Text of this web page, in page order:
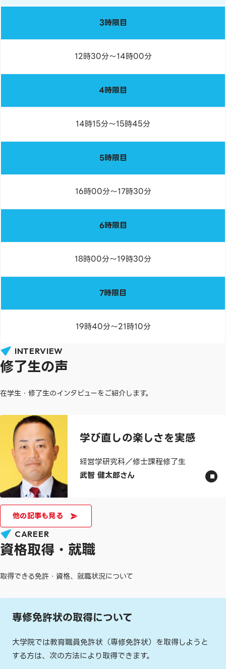
3時限目
12時30分～14時00分
4時限目
14時15分～15時45分
5時限目
16時00分～17時30分
6時限目
18時00分～19時30分
7時限目
19時40分～21時10分
INTERVIEW
修了生の声
在学生・修了生のインタビューをご紹介します。
学び直しの楽しさを実感
経営学研究科／修士課程修了生
武智 健太郎さん
他の記事も見る
CAREER
資格取得・就職
取得できる免許・資格、就職状況について
専修免許状の取得について
大学院では教育職員免許状（専修免許状）を取得しようと
する方は、次の方法により取得できます。